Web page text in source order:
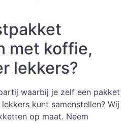
met koffie,
lekkers?
waarbij je zelf een pakket
kunt samenstellen? Wij
op maat. Neem